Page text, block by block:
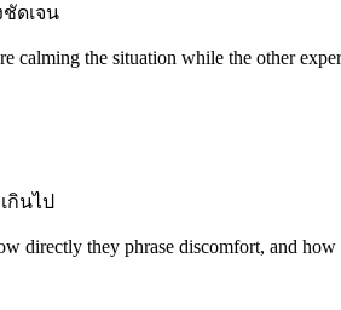
ดเจน
the situation while the other
กินไป
they phrase discomfort, and